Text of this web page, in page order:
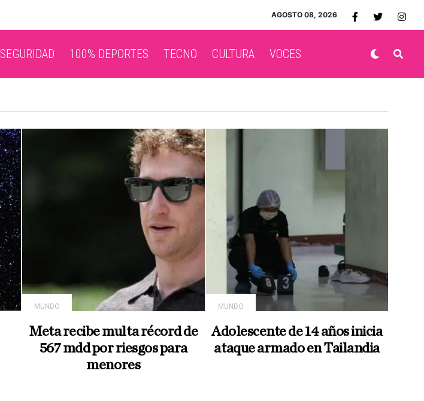
AGOSTO 08, 2026
SEGURIDAD 100% DEPORTES TECNO CULTURA VOCES
MUNDO
Meta recibe multa récord de
567 mdd por riesgos para
menores
MUNDO
Adolescente de 14 años inicia
ataque armado en Tailandia